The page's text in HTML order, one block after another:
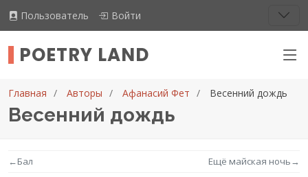
Пользователь Войти
POETRY LAND
Главная Авторы Афанасий Фет Весенний дождь
Весенний дождь
←Бал Ещё майская ночь→